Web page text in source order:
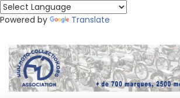
Powered by Translate